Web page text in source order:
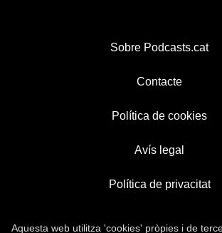
Sobre Podcasts.cat
Contacte
Política de cookies
Avís legal
Política de privacitat
Aquesta web utilitza 'cookies' pròpies i de